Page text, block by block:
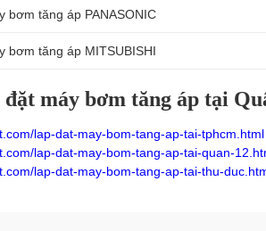
bơm tăng áp PANASONIC
bơm tăng áp MITSUBISHI
máy bơm tăng áp tại
lap-dat-may-bom-tang-ap-tai-tphcm.html
lap-dat-may-bom-tang-ap-tai-quan-
lap-dat-may-bom-tang-ap-tai-thu-